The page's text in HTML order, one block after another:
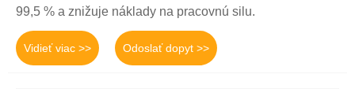
99,5 % a znižuje náklady na pracovnú silu.
Vidieť viac >> Odoslať dopyt >>